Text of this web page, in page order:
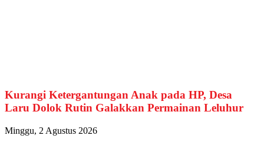
Kurangi Ketergantungan Anak pada HP, Desa
Laru Dolok Rutin Galakkan Permainan Leluhur
Minggu, 2 Agustus 2026